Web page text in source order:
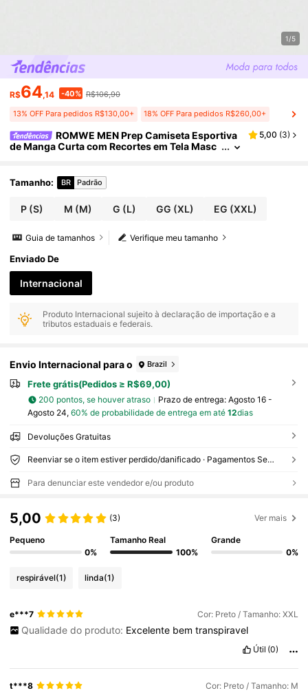
1/5
R$64,14 -40% R$106,90
13% OFF Para pedidos R$130,00+ 18% OFF Para pedidos R$260,00+
ROMWE MEN Prep Camiseta Esportiva
de Manga Curta com Recortes em Tela Masc
5,00 (3)
Tamanho: BR Padrão
P (S) M (M) G (L) GG (XL) EG (XXL)
Verifique meu tamanho
Guia de tamanhos
Enviado De
Internacional
Produto Internacional sujeito à declaração de importação e a
tributos estaduais e federais.
Envio Internacional para o Brazil
Frete grátis(Pedidos ≥ R$69,00)
200 pontos, se houver atraso Prazo de entrega: Agosto 16 -
Agosto 24, 60% de probabilidade de entrega em até 12dias
Devoluções Gratuitas
Reenviar se o item estiver perdido/danificado · Pagamentos Seguros · Proteção de privacidade
Para denunciar este vendedor e/ou produto
5,00 (3) Ver mais
Pequeno
0%
Tamanho Real
100%
Grande
0%
respirável(1) linda(1)
e***7 Cor: Preto / Tamanho: XXL
Qualidade do produto: Excelente bem transpiravel
Útil (0)
t***8 Cor: Preto / Tamanho: M